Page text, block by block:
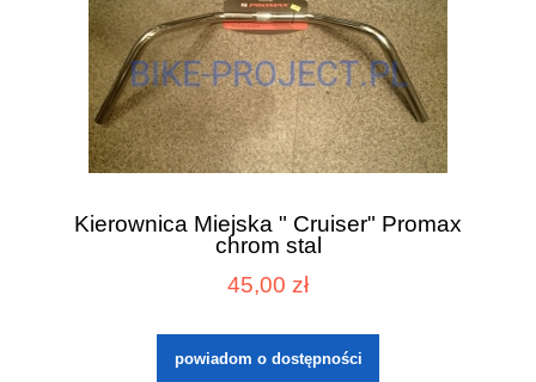
Kierownica Miejska " Cruiser" Promax
chrom stal
45,00 zł
powiadom o dostępności